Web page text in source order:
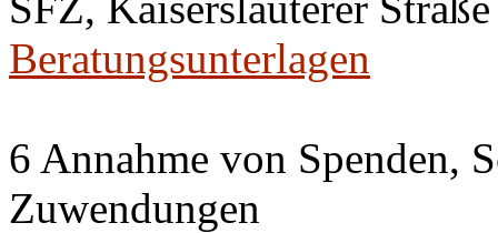
Beratungsunterlagen
6 Annahme von Spenden,
Zuwendungen